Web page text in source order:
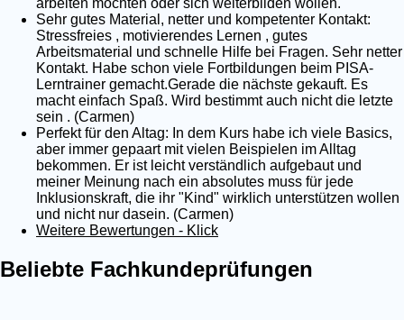
Sehr gutes Material, netter und kompetenter Kontakt:
Stressfreies , motivierendes Lernen , gutes
Arbeitsmaterial und schnelle Hilfe bei Fragen. Sehr netter
Kontakt. Habe schon viele Fortbildungen beim PISA-
Lerntrainer gemacht.Gerade die nächste gekauft. Es
macht einfach Spaß. Wird bestimmt auch nicht die letzte
sein . (Carmen)
Perfekt für den Altag: In dem Kurs habe ich viele Basics,
aber immer gepaart mit vielen Beispielen im Alltag
bekommen. Er ist leicht verständlich aufgebaut und
meiner Meinung nach ein absolutes muss für jede
Inklusionskraft, die ihr "Kind" wirklich unterstützen wollen
und nicht nur dasein. (Carmen)
Weitere Bewertungen - Klick
Beliebte Fachkundeprüfungen